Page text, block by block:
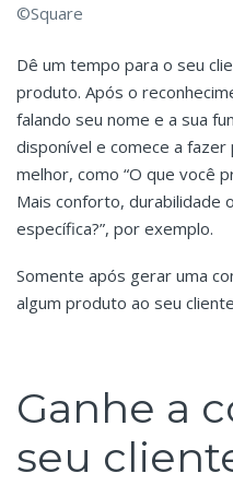
©Square
Dê um tempo para o seu
produto. Após o
falando seu nome e a sua
disponível e comece a
melhor, como “O que você
Mais conforto, durabilidade
específica?”, por exemplo.
Somente após gerar uma
algum produto ao seu
Ganhe a
seu